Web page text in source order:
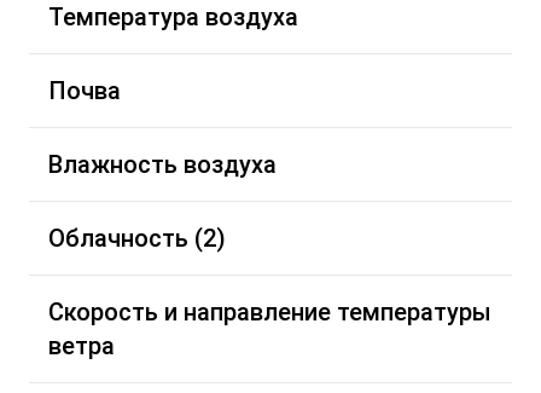
Температура воздуха
Почва
Влажность воздуха
Облачность (2)
Скорость и направление температуры
ветра